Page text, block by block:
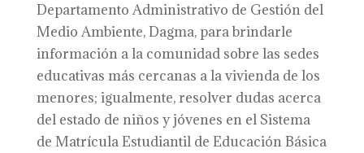
Departamento Administrativo de Gestión del
Medio Ambiente, Dagma, para brindarle
información a la comunidad sobre las sedes
educativas más cercanas a la vivienda de los
menores; igualmente, resolver dudas acerca
del estado de niños y jóvenes en el Sistema
de Matrícula Estudiantil de Educación Básica